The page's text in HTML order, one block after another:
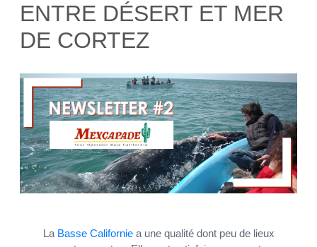
ENTRE DÉSERT ET MER
DE CORTEZ
La Basse Californiea une qualité dont peu de lieux